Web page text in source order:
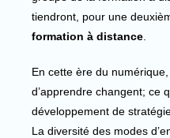
tiendront, pour une
formation à distance
En cette ère du
d’apprendre changent; ce
développement de
La diversité des modes